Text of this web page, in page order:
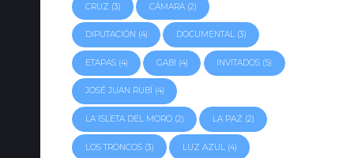
CRUZ (3) CÁMARA(2)
DIPUTACIÓN (4) DOCUMENTAL(3)
ETAPAS(4) GABI (4) INVITADOS (5)
JOSÉ JUAN RUBÍ (4)
LA ISLETA DEL MORO(2) LA PAZ (2)
LOS TRONCOS(3) LUZ AZUL(4)